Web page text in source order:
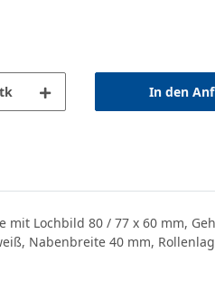
In den
Lochbild 80 / 77 x 60 mm,
Nabenbreite 40 mm,